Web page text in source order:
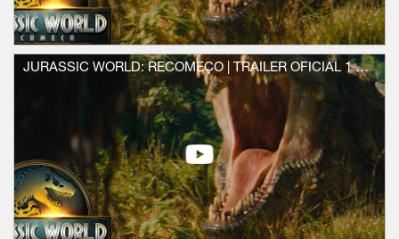
Mahershala Ali é Duncan Kincaid, o líder de
equipe em quem Zora mais confia; Jonathan
Bailey (Wicked, Bridgerton), indicado ao
Emmy e vencedor do Prêmio Olivier,
interpreta o paleontólogo Dr. Henry Loomis;
Rupert Friend (séries Homeland, Obi-Wan
Kenobi) é o executivo da Big Pharma,
Martin Krebs; e Manuel Garcia-Rulfo (série
O Poder e a Lei, Assassinato no Expresso
do Oriente) interpreta Reuben Delgado, o
pai da família náufraga, que inclui Luna
Blaise (série Manifest), David Iacono (O
Verão Que Mudou Minha Vida) e Audrina
Miranda (série Lopez vs. Lopez).
JURASSIC WORLD: RECOMEÇO | TRAILER OFICIAL 1 DUBLADO (UNIVERSAL STUDIOS) - HD